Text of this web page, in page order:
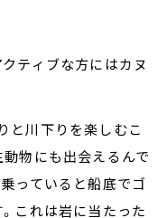
ティブな方にはカヌ
と川下りを楽しむこ
物にも出会えるんで
っていると船底でゴ
これは岩に当たった